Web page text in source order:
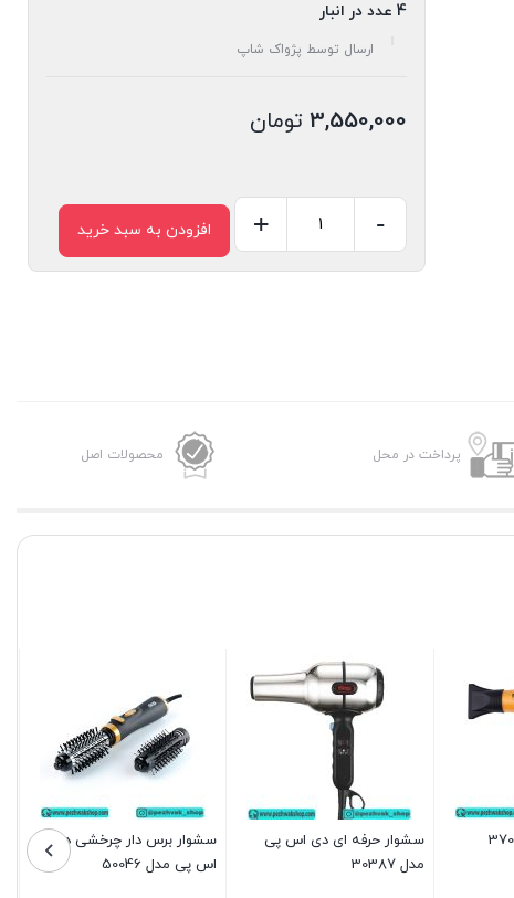
4 عدد در انبار
ارسال توسط پژواک شاپ
3,550,000 تومان
تلیونیکس
-
+ افزودن به سبد خرید
پرداخت در محل محصولات اصل
سشوار حرفه ای دی اس پی
مدل 30387
سشوار برس دار چرخشی دی
اس پی مدل 50046